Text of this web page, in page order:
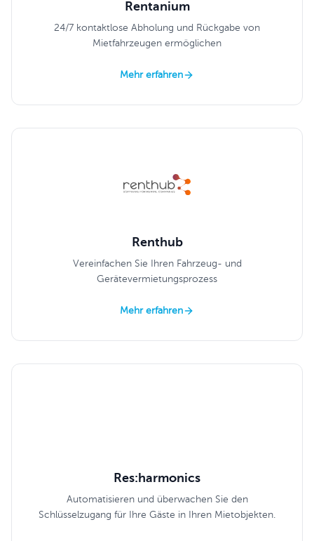
Rentanium
24/7 kontaktlose Abholung und Rückgabe von
Mietfahrzeugen ermöglichen
Mehr erfahren
Renthub
Vereinfachen Sie Ihren Fahrzeug- und
Gerätevermietungsprozess
Mehr erfahren
Res:harmonics
Automatisieren und überwachen Sie den
Schlüsselzugang für Ihre Gäste in Ihren Mietobjekten.